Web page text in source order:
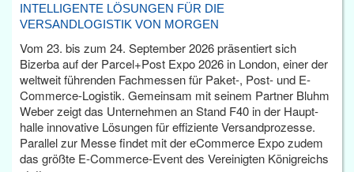
INTELLIGENTE LÖSUNGEN FÜR DIE
VERSANDLOGISTIK VON MORGEN
Vom 23. bis zum 24. September 2026 präsentiert sich
Bizerba auf der Parcel+Post Expo 2026 in London, einer der
weltweit führenden Fachmessen für Paket-, Post- und E-
Commerce-Logistik. Gemeinsam mit seinem Partner Bluhm
Weber zeigt das Unternehmen an Stand F40 in der Haupt­
halle innovative Lösungen für effiziente Versandprozesse.
Parallel zur Messe findet mit der eCommerce Expo zudem
das größte E-Commerce-Event des Vereinigten Königreichs